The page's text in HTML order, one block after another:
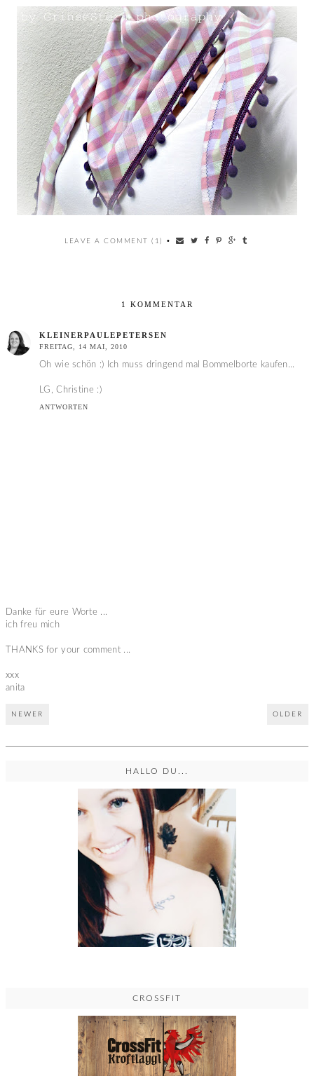
LEAVE A COMMENT (1) •
1 KOMMENTAR
KLEINERPAULEPETERSEN
FREITAG, 14 MAI, 2010
Oh wie schön :) Ich muss dringend mal Bommelborte kaufen...
LG, Christine :)
ANTWORTEN
Danke für eure Worte ...
ich freu mich
THANKS for your comment ...
xxx
anita
NEWER OLDER
HALLO DU...
CROSSFIT